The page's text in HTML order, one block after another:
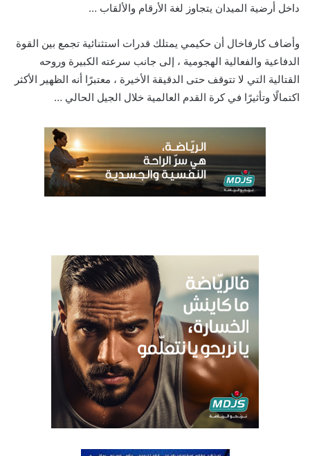
داخل أرضية الميدان يتجاوز لغة الأرقام والألقاب …
وأضاف كارفاخال أن حكيمي يمتلك قدرات استثنائية تجمع بين القوة
الدفاعية والفعالية الهجومية ، إلى جانب سرعته الكبيرة وروحه
القتالية التي لا تتوقف حتى الدقيقة الأخيرة ، معتبرًا أنه الظهير الأكثر
اكتمالًا وتأثيرًا في كرة القدم العالمية خلال الجيل الحالي …